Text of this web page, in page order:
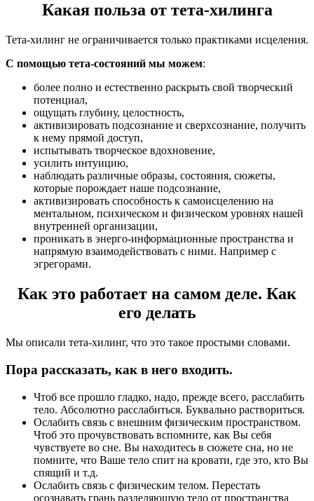
Какая польза от тета-хилинга
Тета-хилинг не ограничивается только практиками исцеления.
С помощью тета-состояний мы можем:
более полно и естественно раскрыть свой творческий
потенциал,
ощущать глубину, целостность,
активизировать подсознание и сверхсознание, получить
к нему прямой доступ,
испытывать творческое вдохновение,
усилить интуицию,
наблюдать различные образы, состояния, сюжеты,
которые порождает наше подсознание,
активизировать способность к самоисцелению на
ментальном, психическом и физическом уровнях нашей
внутренней организации,
проникать в энерго-информационные пространства и
напрямую взаимодействовать с ними. Например с
эгрегорами.
Как это работает на самом деле. Как
его делать
Мы описали тета-хилинг, что это такое простыми словами.
Пора рассказать, как в него входить.
Чтоб все прошло гладко, надо, прежде всего, расслабить
тело. Абсолютно расслабиться. Буквально раствориться.
Ослабить связь с внешним физическим пространством.
Чтоб это прочувствовать вспомните, как Вы себя
чувствуете во сне. Вы находитесь в сюжете сна, но не
помните, что Ваше тело спит на кровати, где это, кто Вы
спящий и т.д.
Ослабить связь с физическим телом. Перестать
осознавать грань разделяющую тело от пространства